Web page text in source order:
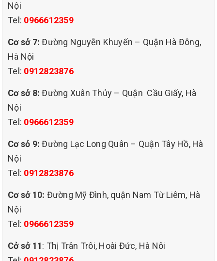
QUẬN Ở HÀ NỘI CỦA QHT VIỆT NAM
Nội
Tel: 0966612359
Cơ sở 7:Đường Nguyễn Khuyến – Quận Hà Đông,
Hà Nội
Tel: 0912823876
Cơ sở 8:Đường Xuân Thủy – Quận Cầu Giấy, Hà
Nội
Tel: 0966612359
Cơ sỏ 9: Đường Lạc Long Quân – Quận Tây Hồ, Hà
Nội
Tel: 0912823876
Cơ sở 10: Đường Mỹ Đình, quận Nam Từ Liêm, Hà
Nội
Tel: 0966612359
Cở sở 11: Thị Trân Trôi, Hoài Đức, Hà Nôi